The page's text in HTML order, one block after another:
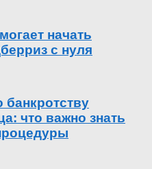
начать
с нуля
банкротству
что важно знать